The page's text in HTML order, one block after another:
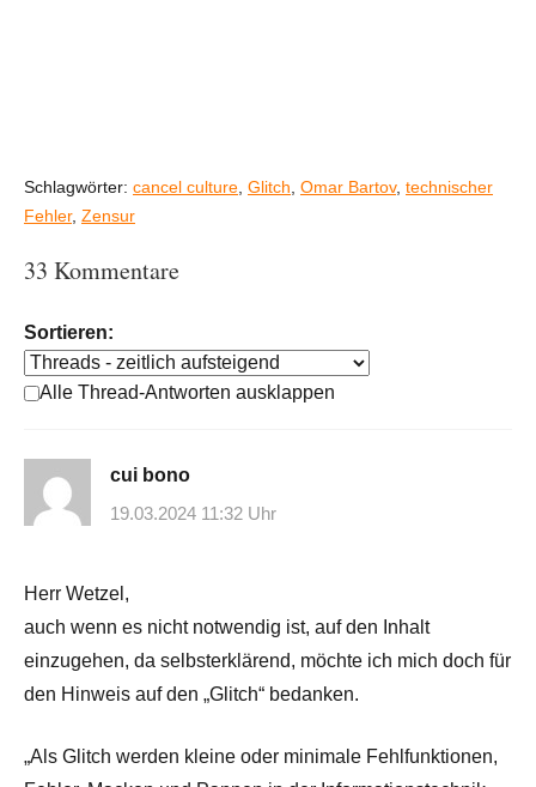
Schlagwörter: cancel culture, Glitch, Omar Bartov, technischer
Fehler, Zensur
33 Kommentare
Sortieren:
Alle Thread-Antworten ausklappen
cui bono
19.03.2024 11:32 Uhr
Herr Wetzel,
auch wenn es nicht notwendig ist, auf den Inhalt
einzugehen, da selbsterklärend, möchte ich mich doch für
den Hinweis auf den „Glitch“ bedanken.
„Als Glitch werden kleine oder minimale Fehlfunktionen,